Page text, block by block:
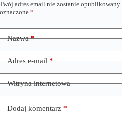
Twój adres email nie zostanie opublikowany.
oznaczone *
Nazwa*
Adres e-mail*
Witryna internetowa
Dodaj komentarz *
A
l
r
n
a
v
e